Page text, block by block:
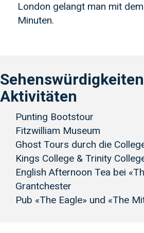
London gelangt man mit
Minuten.
Aktivitäten
Punting Bootstour
Fitzwilliam Museum
Ghost Tours durch die
Kings College & Trinity
English Afternoon Tea bei
Grantchester
Pub «The Eagle» und «The